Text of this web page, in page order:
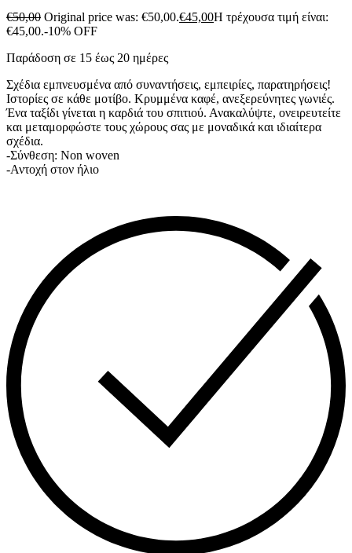
€50,00 Original price was: €50,00.€45,00Η τρέχουσα τιμή είναι:
€45,00.-10% OFF
Παράδοση σε 15 έως 20 ημέρες
Σχέδια εμπνευσμένα από συναντήσεις, εμπειρίες, παρατηρήσεις!
Ιστορίες σε κάθε μοτίβο. Κρυμμένα καφέ, ανεξερεύνητες γωνιές.
Ένα ταξίδι γίνεται η καρδιά του σπιτιού. Ανακαλύψτε, ονειρευτείτε
και μεταμορφώστε τους χώρους σας με μοναδικά και ιδιαίτερα
σχέδια.
-Σύνθεση: Non woven
-Αντοχή στον ήλιο